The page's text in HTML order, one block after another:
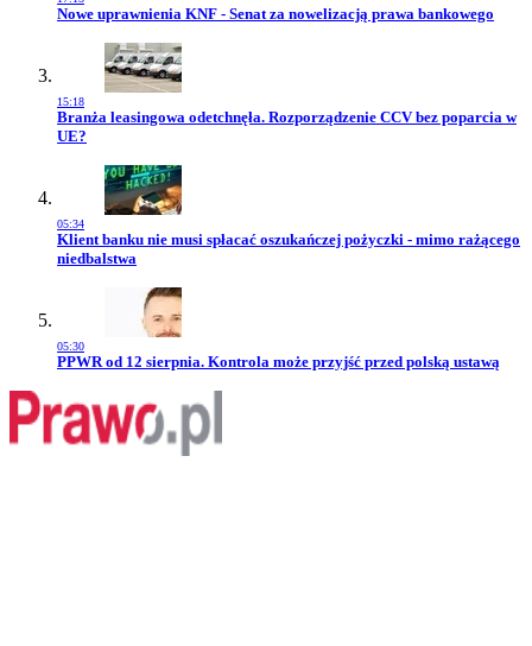
Przejdź do artykułu:
Nowe uprawnienia KNF - Senat za nowelizacją prawa bankowego
15:18
Przejdź do artykułu:
Branża leasingowa odetchnęła. Rozporządzenie CCV bez poparcia w
UE?
05:34
Przejdź do artykułu:
Klient banku nie musi spłacać oszukańczej pożyczki - mimo rażącego
niedbalstwa
05:30
Przejdź do artykułu:
PPWR od 12 sierpnia. Kontrola może przyjść przed polską ustawą